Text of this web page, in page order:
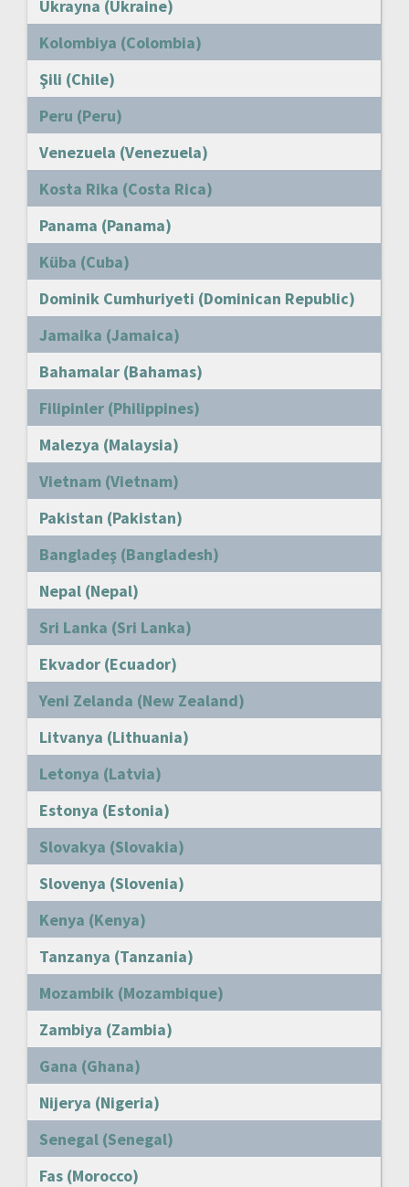
Ukrayna (Ukraine)
Kolombiya (Colombia)
Şili (Chile)
Peru (Peru)
Venezuela (Venezuela)
Kosta Rika (Costa Rica)
Panama (Panama)
Küba (Cuba)
Dominik Cumhuriyeti (Dominican Republic)
Jamaika (Jamaica)
Bahamalar (Bahamas)
Filipinler (Philippines)
Malezya (Malaysia)
Vietnam (Vietnam)
Pakistan (Pakistan)
Bangladeş (Bangladesh)
Nepal (Nepal)
Sri Lanka (Sri Lanka)
Ekvador (Ecuador)
Yeni Zelanda (New Zealand)
Litvanya (Lithuania)
Letonya (Latvia)
Estonya (Estonia)
Slovakya (Slovakia)
Slovenya (Slovenia)
Kenya (Kenya)
Tanzanya (Tanzania)
Mozambik (Mozambique)
Zambiya (Zambia)
Gana (Ghana)
Nijerya (Nigeria)
Senegal (Senegal)
Fas (Morocco)